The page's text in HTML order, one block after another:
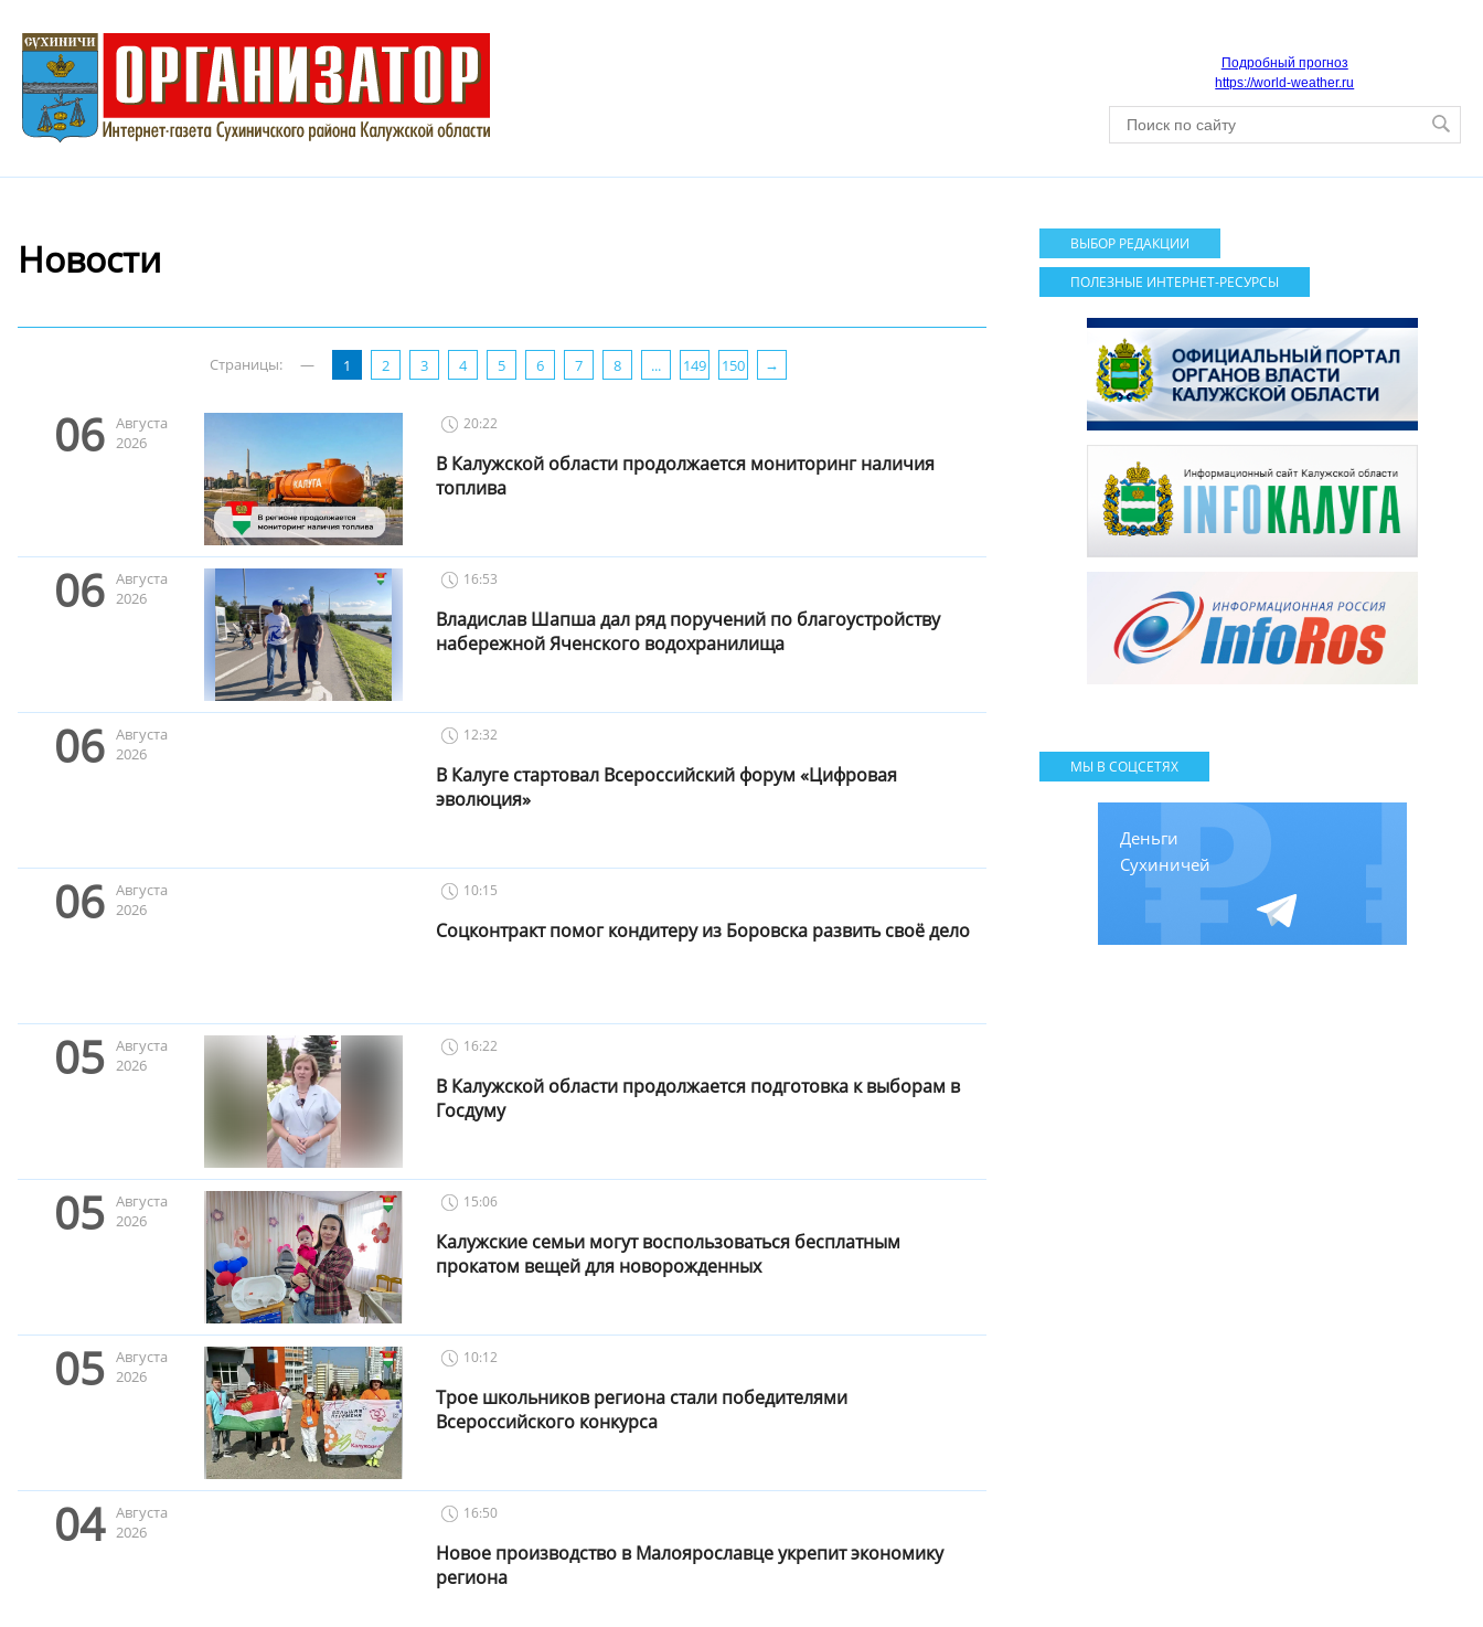
Подробный прогноз
https://world-weather.ru
Новости
Страницы: — 1 2 3 4 5 6 7 8 ... 149 150
06 Августа
2026
20:22
В Калужской области продолжается мониторинг наличия
топлива
06 Августа
2026
16:53
Владислав Шапша дал ряд поручений по благоустройству
набережной Яченского водохранилища
06 Августа
2026
12:32
В Калуге стартовал Всероссийский форум «Цифровая
эволюция»
06 Августа
2026
10:15
Соцконтракт помог кондитеру из Боровска развить своё дело
05 Августа
2026
16:22
В Калужской области продолжается подготовка к выборам в
Госдуму
05 Августа
2026
15:06
Калужские семьи могут воспользоваться бесплатным
прокатом вещей для новорожденных
05 Августа
2026
10:12
Трое школьников региона стали победителями
Всероссийского конкурса
04 Августа
2026
16:50
Новое производство в Малоярославце укрепит экономику
региона
ВЫБОР РЕДАКЦИИ
ПОЛЕЗНЫЕ ИНТЕРНЕТ-РЕСУРСЫ
МЫ В СОЦСЕТЯХ
Деньги
Сухиничей